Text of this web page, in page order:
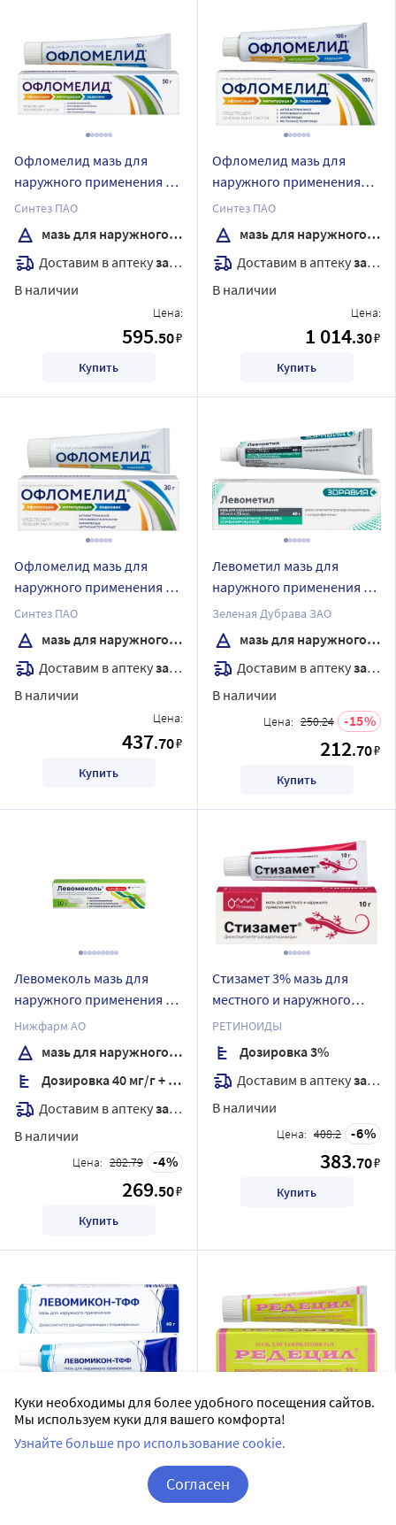
Офломелид мазь для
наружного применения 50
гр
Синтез ПАО
мазь для наружного применения
Доставим в аптекузавтра
В наличии
Цена:
595.50₽
Купить
Офломелид мазь для
наружного применения
100 гр
Синтез ПАО
мазь для наружного применения
Доставим в аптекузавтра
В наличии
Цена:
1 014.30₽
Купить
Офломелид мазь для
наружного применения 30
гр
Синтез ПАО
мазь для наружного применения
Доставим в аптекузавтра
В наличии
Цена:
437.70₽
Купить
Левометил мазь для
наружного применения 40
гр
Зеленая Дубрава ЗАО
мазь для наружного применения
Доставим в аптекузавтра
В наличии
Цена: 250.24 15
212.70₽
Купить
Левомеколь мазь для
наружного применения 10
гр туба
Нижфарм АО
мазь для наружного применения
Дозировка 40 мг/г + 7,5 мг/г
Доставим в аптекузавтра
В наличии
Цена: 282.79 4
269.50₽
Купить
Стизамет 3% мазь для
местного и наружного
применения 10 гр
РЕТИНОИДЫ
Дозировка 3%
Доставим в аптекузавтра
В наличии
Цена: 408.2 6
383.70₽
Купить
Левомикон-тфф мазь для
наружного применения 40
Тульская фармацевтическая
Редецил мазь для
наружного применения 35
гр
РЕТИНОИДЫ, АО ФНПП
мазь для наружного применения
Куки необходимы для более удобного посещения сайтов.
Мы используем куки для вашего комфорта!
Узнайте больше про использование cookie.
Согласен